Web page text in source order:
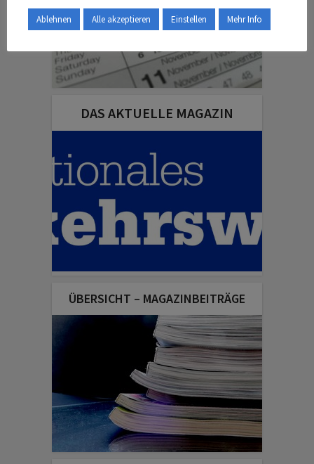
DAS AKTUELLE MAGAZIN
ÜBERSICHT – MAGAZINBEITRÄGE
Ablehnen Alle akzeptieren Einstellen Mehr Info